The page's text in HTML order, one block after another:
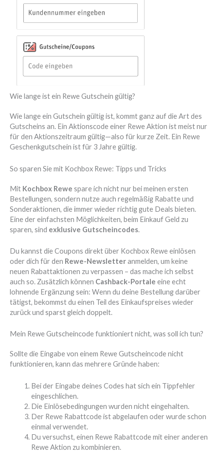
Wie lange ist ein Rewe Gutschein gültig?
Wie lange ein Gutschein gültig ist, kommt ganz auf die Art des
Gutscheins an. Ein Aktionscode einer Rewe Aktion ist meist nur
für den Aktionszeitraum gültig—also für kurze Zeit. Ein Rewe
Geschenkgutschein ist für 3 Jahre gültig.
So sparen Sie mit Kochbox Rewe: Tipps und Tricks
Mit Kochbox Rewe spare ich nicht nur bei meinen ersten
Bestellungen, sondern nutze auch regelmäßig Rabatte und
Sonderaktionen, die immer wieder richtig gute Deals bieten.
Eine der einfachsten Möglichkeiten, beim Einkauf Geld zu
sparen, sind exklusive Gutscheincodes.
Du kannst die Coupons direkt über Kochbox Rewe einlösen
oder dich für den Rewe-Newsletteranmelden, um keine
neuen Rabattaktionen zu verpassen – das mache ich selbst
auch so. Zusätzlich können Cashback-Portale eine echt
lohnende Ergänzung sein: Wenn du deine Bestellung darüber
tätigst, bekommst du einen Teil des Einkaufspreises wieder
zurück und sparst gleich doppelt.
Mein Rewe Gutscheincode funktioniert nicht, was soll ich tun?
Sollte die Eingabe von einem Rewe Gutscheincode nicht
funktionieren, kann das mehrere Gründe haben:
Bei der Eingabe deines Codes hat sich ein Tippfehler
eingeschlichen.
Die Einlösebedingungen wurden nicht eingehalten.
Der Rewe Rabattcode ist abgelaufen oder wurde schon
einmal verwendet.
Du versuchst, einen Rewe Rabattcode mit einer anderen
Rewe Aktion zu kombinieren.